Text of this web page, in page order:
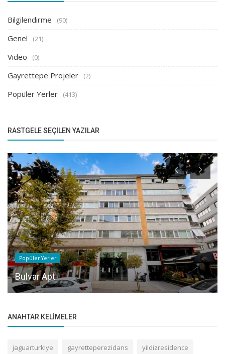
Bilgilendirme (90)
Genel (21)
Video (0)
Gayrettepe Projeler (2)
Popüler Yerler (413)
RASTGELE SEÇILEN YAZILAR
Popüler Yerler
Bulvar Apt
ANAHTAR KELIMELER
jaguarturkiye gayretteperezidans yildizresidence